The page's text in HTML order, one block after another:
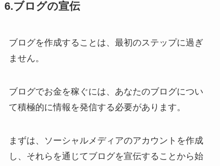
6.ブログの宣伝
ブログを作成することは、最初のステップに過ぎ
ません。
ブログでお金を稼ぐには、あなたのブログについ
て積極的に情報を発信する必要があります。
まずは、ソーシャルメディアのアカウントを作成
し、それらを通じてブログを宣伝することから始